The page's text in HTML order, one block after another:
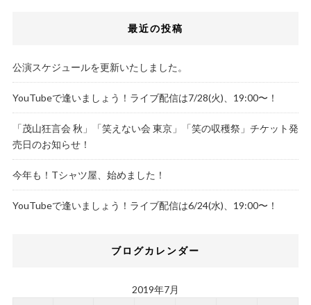
最近の投稿
公演スケジュールを更新いたしました。
YouTubeで逢いましょう！ライブ配信は7/28(火)、19:00〜！
「茂山狂言会 秋」「笑えない会 東京」「笑の収穫祭」チケット発
売日のお知らせ！
今年も！Tシャツ屋、始めました！
YouTubeで逢いましょう！ライブ配信は6/24(水)、19:00〜！
ブログカレンダー
2019年7月